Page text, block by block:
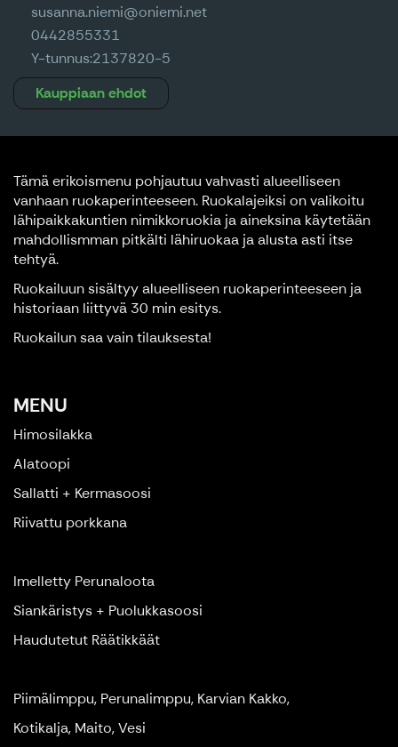
susanna.niemi@oniemi.net
0442855331
Y-tunnus:2137820-5
Kauppiaan ehdot
Tämä erikoismenu pohjautuu vahvasti alueelliseen
vanhaan ruokaperinteeseen. Ruokalajeiksi on valikoitu
lähipaikkakuntien nimikkoruokia ja aineksina käytetään
mahdollismman pitkälti lähiruokaa ja alusta asti itse
tehtyä.
Ruokailuun sisältyy alueelliseen ruokaperinteeseen ja
historiaan liittyvä 30 min esitys.
Ruokailun saa vain tilauksesta!
MENU
Himosilakka
Alatoopi
Sallatti + Kermasoosi
Riivattu porkkana
Imelletty Perunaloota
Siankäristys + Puolukkasoosi
Haudutetut Räätikkäät
Piimälimppu, Perunalimppu, Karvian Kakko,
Kotikalja, Maito, Vesi